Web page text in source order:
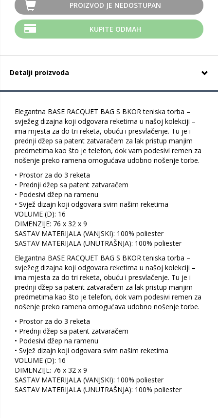
PROIZVOD JE NEDOSTUPAN
KUPITE ODMAH
Detalji proizvoda
Elegantna BASE RACQUET BAG S BKOR teniska torba –
svježeg dizajna koji odgovara reketima u našoj kolekciji –
ima mjesta za do tri reketa, obuću i presvlačenje. Tu je i
prednji džep sa patent zatvaračem za lak pristup manjim
predmetima kao što je telefon, dok vam podesivi remen za
nošenje preko ramena omogućava udobno nošenje torbe.
• Prostor za do 3 reketa
• Prednji džep sa patent zatvaračem
• Podesivi džep na ramenu
• Svjež dizajn koji odgovara svim našim reketima
VOLUME (D): 16
DIMENZIJE: 76 x 32 x 9
SASTAV MATERIJALA (VANJSKI): 100% poliester
SASTAV MATERIJALA (UNUTRAŠNJA): 100% poliester
Elegantna BASE RACQUET BAG S BKOR teniska torba –
svježeg dizajna koji odgovara reketima u našoj kolekciji –
ima mjesta za do tri reketa, obuću i presvlačenje. Tu je i
prednji džep sa patent zatvaračem za lak pristup manjim
predmetima kao što je telefon, dok vam podesivi remen za
nošenje preko ramena omogućava udobno nošenje torbe.
• Prostor za do 3 reketa
• Prednji džep sa patent zatvaračem
• Podesivi džep na ramenu
• Svjež dizajn koji odgovara svim našim reketima
VOLUME (D): 16
DIMENZIJE: 76 x 32 x 9
SASTAV MATERIJALA (VANJSKI): 100% poliester
SASTAV MATERIJALA (UNUTRAŠNJA): 100% poliester